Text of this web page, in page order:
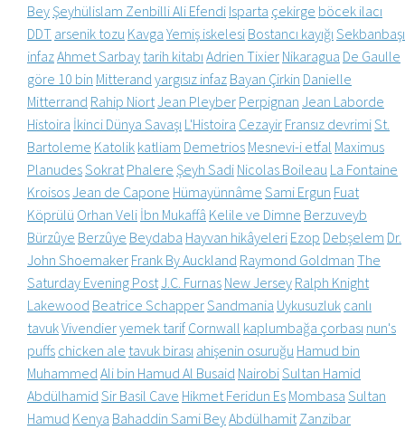
Bey Şeyhülislam Zenbilli Ali Efendi Isparta çekirge böcek ilacı
DDT arsenik tozu Kavga Yemiş iskelesi Bostancı kayığı Sekbanbaşı
infazAhmet Sarbay tarih kitabı Adrien Tixier Nikaragua De Gaulle
göre 10 bin Mitterand yargısız infaz Bayan Çirkin Danielle
Mitterrand Rahip NiortJean Pleyber Perpignan Jean Laborde
Histoira İkinci Dünya Savaşı L'Histoira Cezayir Fransız devrimiSt.
Bartoleme Katolik katliam Demetrios Mesnevi-i etfal Maximus
PlanudesSokrat Phalere Şeyh Sadi Nicolas Boileau La Fontaine
KroisosJean de Capone Hümayünnâme Sami Ergun Fuat
Köprülü Orhan Veli İbn Mukaffâ Kelile ve Dimne Berzuveyb
Bürzûye Berzûye Beydaba Hayvan hikâyeleri Ezop Debşelem Dr.
John Shoemaker Frank By Auckland Raymond Goldman The
Saturday Evening PostJ.C. Furnas New Jersey Ralph Knight
Lakewood Beatrice SchapperSandmania Uykusuzluk canlı
tavukVivendieryemek tarif Cornwall kaplumbağa çorbası nun's
puffs chicken ale tavuk birası ahişenin osuruğu Hamud bin
Muhammed Ali bin Hamud Al Busaid NairobiSultan Hamid
Abdülhamid Sir Basil Cave Hikmet Feridun Es Mombasa Sultan
Hamud Kenya Bahaddin Sami BeyAbdülhamit Zanzibar